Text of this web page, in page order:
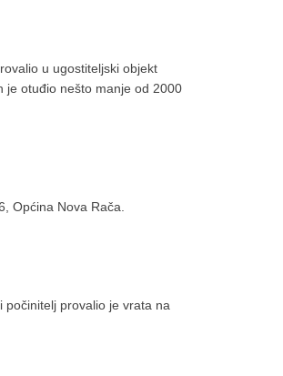
u ugostiteljski objekt
je otuđio nešto manje od 2000
Općina Nova Rača.
provalio je vrata na